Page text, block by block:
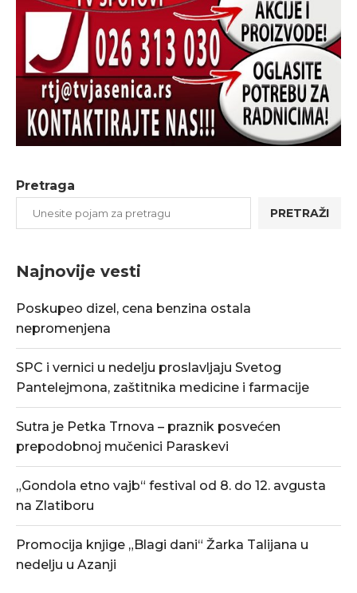
Pretraga
PRETRAŽI
Najnovije vesti
Poskupeo dizel, cena benzina ostala
nepromenjena
SPC i vernici u nedelju proslavljaju Svetog
Pantelejmona, zaštitnika medicine i farmacije
Sutra je Petka Trnova – praznik posvećen
prepodobnoj mučenici Paraskevi
„Gondola etno vajb“ festival od 8. do 12. avgusta
na Zlatiboru
Promocija knjige „Blagi dani“ Žarka Talijana u
nedelju u Azanji